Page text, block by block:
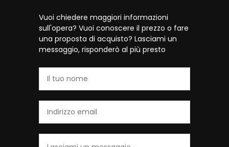
Vuoi chiedere maggiori informazioni
sull'opera? Vuoi conoscere il prezzo o fare
una proposta di acquisto? Lasciami un
messaggio, risponderò al più presto